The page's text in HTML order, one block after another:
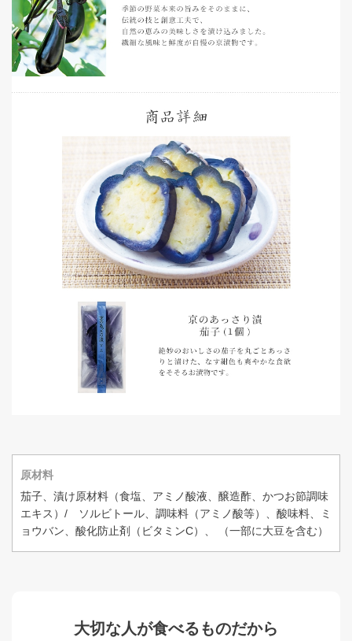
原材料
茄子、漬け原材料（食塩、アミノ酸液、醸造酢、かつお節調味
エキス）/ ソルビトール、調味料（アミノ酸等）、酸味料、ミ
ョウバン、酸化防止剤（ビタミンC）、 （一部に大豆を含む）
大切な人が食べるものだから